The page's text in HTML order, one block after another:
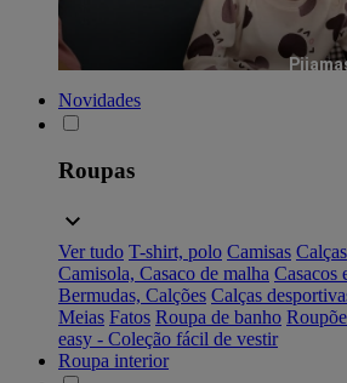
Novidades
Roupas
Ver tudo T-shirt, polo Camisas Calças
Camisola, Casaco de malha Casacos
Bermudas, Calções Calças
Meias Fatos Roupa de banho
easy - Coleção fácil de vestir
Roupa interior